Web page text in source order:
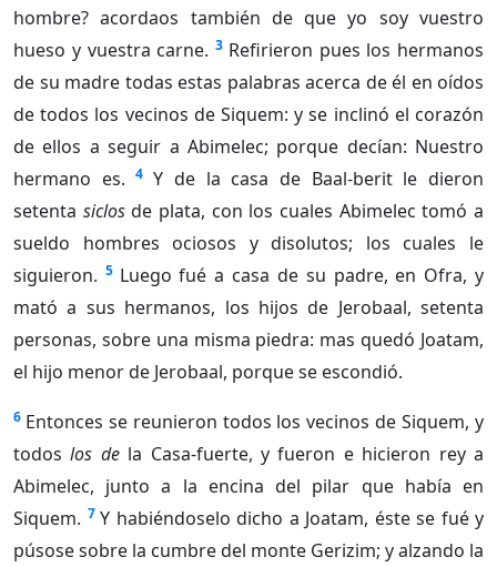
hombre? acordaos también de que yo soy vuestro
hueso y vuestra carne. 3 Refirieron pues los hermanos
de su madre todas estas palabras acerca de él en oídos
de todos los vecinos de Siquem: y se inclinó el corazón
de ellos a seguir a Abimelec; porque decían: Nuestro
hermano es.
4 Y de la casa de Baal-berit le dieron
setenta siclosde plata, con los cuales Abimelec tomó a
sueldo hombres ociosos y disolutos; los cuales le
siguieron. 5 Luego fué a casa de su padre, en Ofra, y
mató a sus hermanos, los hijos de Jerobaal, setenta
personas, sobre una misma piedra: mas quedó Joatam,
el hijo menor de Jerobaal, porque se escondió.
6 Entonces se reunieron todos los vecinos de Siquem, y
todoslos dela Casa-fuerte, y fueron e hicieron rey a
Abimelec, junto a la encina del pilar que había en
Siquem. 7 Y habiéndoselo dicho a Joatam, éste se fué y
púsose sobre la cumbre del monte Gerizim; y alzando la